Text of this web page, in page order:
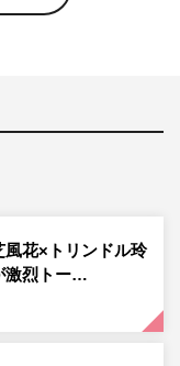
プレミアムほか
12月より放送開
作統括・山本敏彦
」の髙田郁の最新
本は、『ゲゲゲの
本むつみが担当す
風花×トリンドル玲
激烈トー…